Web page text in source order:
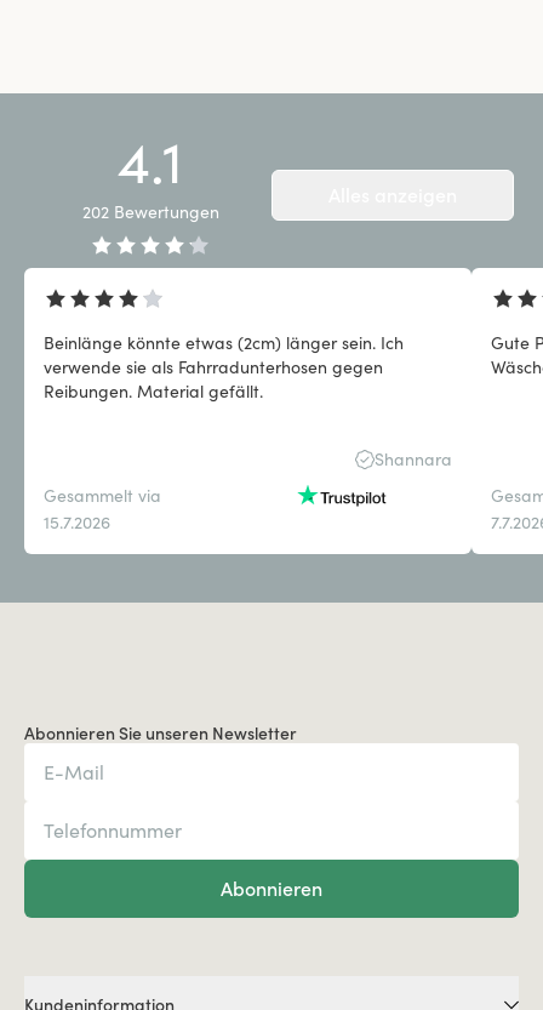
4.1
202 Bewertungen
Beinlänge könnte etwas (2cm) länger sein. Ich
verwende sie als Fahrradunterhosen gegen
Reibungen. Material gefällt.
Shannara
Gesammelt via
15.7.2026
Gute
Abonnieren Sie unseren Newsletter
Abonnieren
Kundeninformation